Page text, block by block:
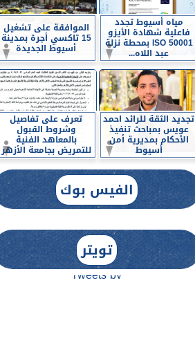
مياه أسيوط تجدد
فاعلية شهادة الأيزو
ISO 50001 بمحطة نزلة
عبد اللاه...
الموافقة على تشغيل
15 تاكسي أجرة بمدينة
أسيوط الجديدة
تجديد الثقة للرائد احمد
عويس بمباحث تنفيذ
الأحكام بمديرية أمن
أسيوط
تعرف على تفاصيل
وشروط القبول
بالمعاهد الفنية
للتمريض بجامعة الأزهر
الفيس بوك
تويتر
Tweets by